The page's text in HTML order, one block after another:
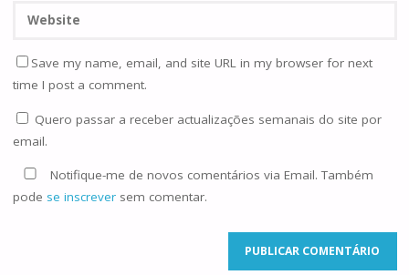
Save my name, email, and site URL in my browser for next
time I post a comment.
Quero passar a receber actualizações semanais do site por
email.
Notifique-me de novos comentários via Email. Também
pode se inscreversem comentar.